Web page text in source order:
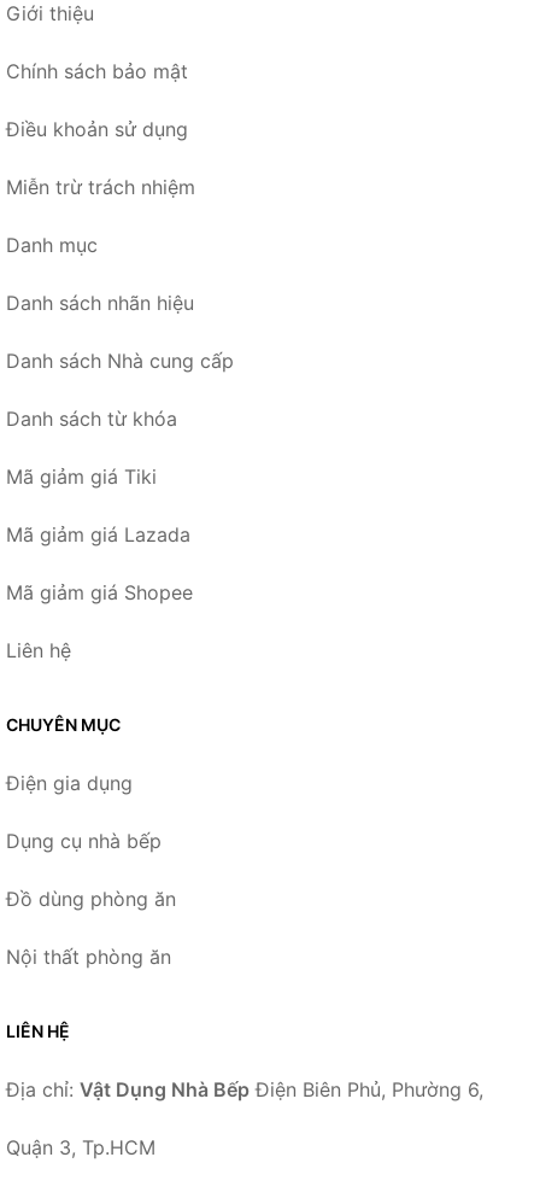
Giới thiệu
Chính sách bảo mật
Điều khoản sử dụng
Miễn trừ trách nhiệm
Danh mục
Danh sách nhãn hiệu
Danh sách Nhà cung cấp
Danh sách từ khóa
Mã giảm giá Tiki
Mã giảm giá Lazada
Mã giảm giá Shopee
Liên hệ
CHUYÊN MỤC
Điện gia dụng
Dụng cụ nhà bếp
Đồ dùng phòng ăn
Nội thất phòng ăn
LIÊN HỆ
Địa chỉ: Vật Dụng Nhà Bếp Điện Biên Phủ, Phường 6,
Quận 3, Tp.HCM